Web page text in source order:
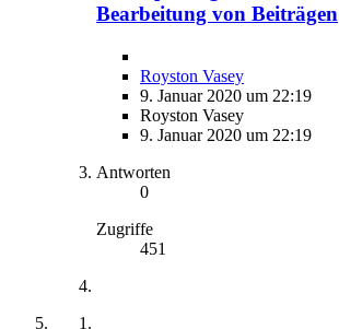
Bearbeitung von Beiträgen
Royston Vasey
9. Januar 2020 um 22:19
Royston Vasey
9. Januar 2020 um 22:19
Antworten
0
Zugriffe
451